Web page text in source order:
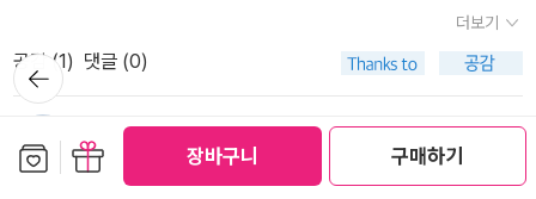
장바구니 구매하기
도 있다. 땅속에 있는 것이 역설적으로 유적을 오래 보존할 수 있기 때
문이다. 하지만무작정 발굴을 하지 않는 것도 답이 아니다. 발굴을 하
지 않으면 정작 과거의 유적과 유물에 대한 지식을얻을 수 없기에 오
히려 고고학의 발전은 저해된다. 그러니 최소한의 발굴로 최대한의
효과를 얻는 것이고고학 발굴이 지향하는 바다. 그래서 고고학자들은
발굴을 ‘수술자국이 작을수록 좋은 외과수술’에 비유하기도 한다.==
것으로 보인다. 불교나 기독교의 성인들의 머리 뒤 아우라는 이 버섯
의 변형으로 보는 시각도 있었다. 3. 고고학과 정치, 전쟁전쟁은 여러
인간의 사회문화를 발전시켰으며 고고학도 예외가 아니다. 1차대전
에서의 참호를 건설하고 이용하는 방법은 고고학에 그대로 적용되어
유물의 발굴에 이용되었다. 또한 당대엔 처음으로 비행기가 전투에
이용되었는데 조종사들은 공중을 선회하며 땅을 살피다 우연히 튀어
동서의 교류가 있었음을증명하는 것이다.(86-87)즐겁게 살아간다
는 건 중요하다. 그것이 정신적인즐거움이든 육체적인 즐거움이든,
삶을 지속하기 위해서는 즐거움이 필요하다. 어느 것이 더 중요한지
는 알 수 없다. 각자에서는 각자의 가치관이있기 대문이다. 하지만 한
가지만은 분명하게 말할 수 있다. 이즐거움을 추구할 때에 균형이 필
고학적 탐사 결과. 팔켄하우젠의 책은 꽤 일찍 번역되었지만 (두껍고
비싸기도 해서) 제쳐놓았던 책이다(나름대로 책 수집가이기도 하지
만 나의 관심에도 한계가 있다). 중국 고대사회에 관한 책들이 없지는
않지만, 고고학은 내게 좀 먼 분야였다. 그래도 관심을 갖게 된 것은
공자 해석과 관련이 있기 때문이다. 팔켄하우젠의 주장에 대한 자료
더보기
공감 (1) 댓글 (0)
바람돌이 2020-06-22
고고학의 세계로 초대합니다.
뒤로가
기